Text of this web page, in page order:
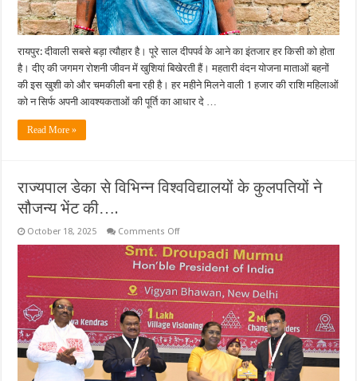
रायपुर: दीवाली सबसे बड़ा त्यौहार है। पूरे साल दीपपर्व के आने का इंतजार हर किसी को होता
है। दीए की जगमग रोशनी जीवन में खुशियां बिखेरती हैं। महतारी वंदन योजना माताओं बहनों
की इस खुशी को और चमकीली बना रही है। हर महीने मिलने वाली 1 हजार की राशि महिलाओं
को न सिर्फ अपनी आवश्यकताओं की पूर्ति का आधार दे …
Read More »
राज्यपाल डेका से विभिन्न विश्वविद्यालयों के कुलपतियों ने
सौजन्य भेंट की….
October 18, 2025 Comments Offon
डेका
से
विभिन्न
विश्वविद्यालयों
के
कुलपतियों
सौजन्य
भेंट
की….